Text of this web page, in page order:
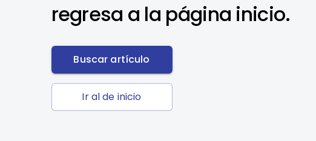
regresa a la página inicio.
Buscar artículo
Ir al de inicio